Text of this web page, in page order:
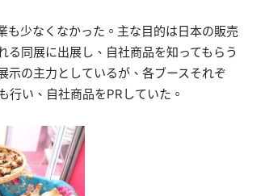
も少なくなかった。主な目的は日本の販売
同展に出展し、自社商品を知ってもらう
の主力としているが、各ブースそれぞ
行い、自社商品をPRしていた。